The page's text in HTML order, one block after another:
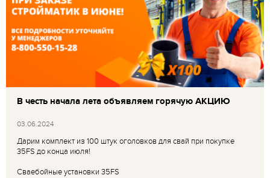
В честь начала лета объявляем горячую АКЦИЮ
03.06.2024
Дарим комплект из 100 штук оголовков для свай при покупке
35FS до конца июля!
Сваебойные установки 35FS